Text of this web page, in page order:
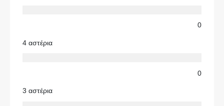
0
4 αστέρια
0
3 αστέρια